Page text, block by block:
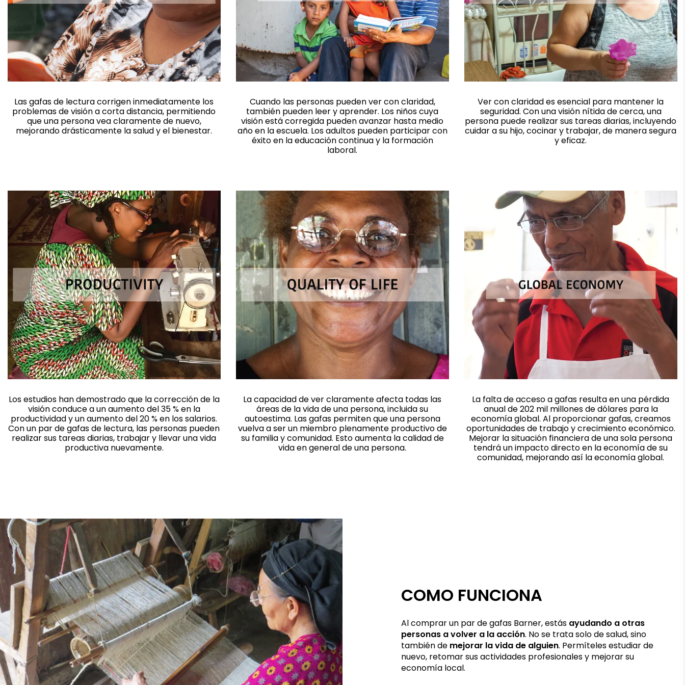
Las gafas de lectura corrigen inmediatamente los
problemas de visión a corta distancia, permitiendo
que una persona vea claramente de nuevo,
mejorando drásticamente la salud y el bienestar.
Cuando las personas pueden ver con claridad,
también pueden leer y aprender. Los niños cuya
visión está corregida pueden avanzar hasta medio
año en la escuela. Los adultos pueden participar con
éxito en la educación continua y la formación
laboral.
Ver con claridad es esencial para mantener la
seguridad. Con una visión nítida de cerca, una
persona puede realizar sus tareas diarias, incluyendo
cuidar a su hijo, cocinar y trabajar, de manera segura
y eficaz.
Los estudios han demostrado que la corrección de la
visión conduce a un aumento del 35 % en la
productividad y un aumento del 20 % en los salarios.
Con un par de gafas de lectura, las personas pueden
realizar sus tareas diarias, trabajar y llevar una vida
productiva nuevamente.
La capacidad de ver claramente afecta todas las
áreas de la vida de una persona, incluida su
autoestima. Las gafas permiten que una persona
vuelva a ser un miembro plenamente productivo de
su familia y comunidad. Esto aumenta la calidad de
vida en general de una persona.
La falta de acceso a gafas resulta en una pérdida
anual de 202 mil millones de dólares para la
economía global. Al proporcionar gafas, creamos
oportunidades de trabajo y crecimiento económico.
Mejorar la situación financiera de una sola persona
tendrá un impacto directo en la economía de su
comunidad, mejorando así la economía global.
COMO FUNCIONA
Al comprar un par de gafas Barner, estás ayudando a otras
personas a volver a la acción. No se trata solo de salud, sino
también de mejorar la vida de alguien. Permíteles estudiar de
nuevo, retomar sus actividades profesionales y mejorar su
economía local.